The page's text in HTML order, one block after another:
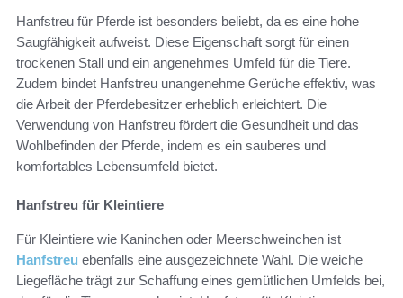
Hanfstreu für Pferde ist besonders beliebt, da es eine hohe
Saugfähigkeit aufweist. Diese Eigenschaft sorgt für einen
trockenen Stall und ein angenehmes Umfeld für die Tiere.
Zudem bindet Hanfstreu unangenehme Gerüche effektiv, was
die Arbeit der Pferdebesitzer erheblich erleichtert. Die
Verwendung von Hanfstreu fördert die Gesundheit und das
Wohlbefinden der Pferde, indem es ein sauberes und
komfortables Lebensumfeld bietet.
Hanfstreu für Kleintiere
Für Kleintiere wie Kaninchen oder Meerschweinchen ist
Hanfstreu ebenfalls eine ausgezeichnete Wahl. Die weiche
Liegefläche trägt zur Schaffung eines gemütlichen Umfelds bei,